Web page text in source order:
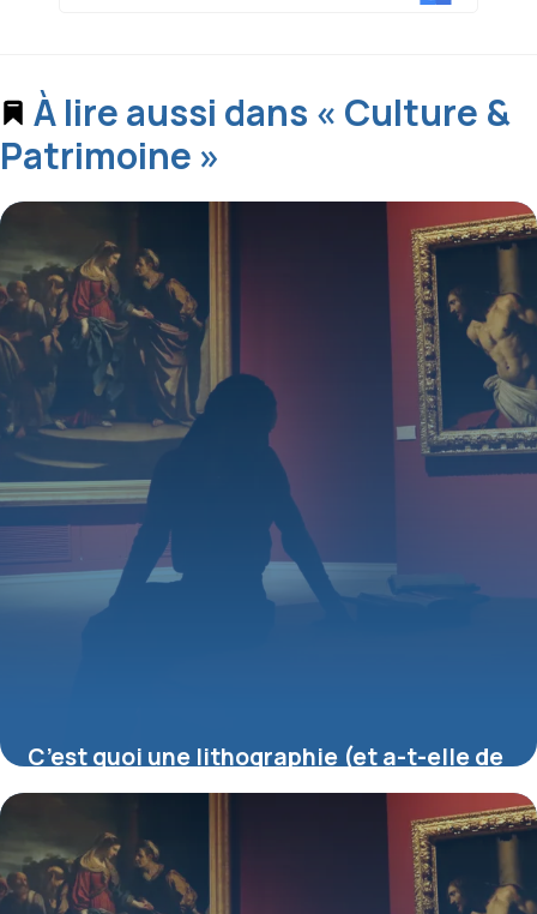
À lire aussi dans « Culture &
Patrimoine »
C’est quoi une lithographie (et a-t-elle de
la valeur) ?
16 juillet 2026